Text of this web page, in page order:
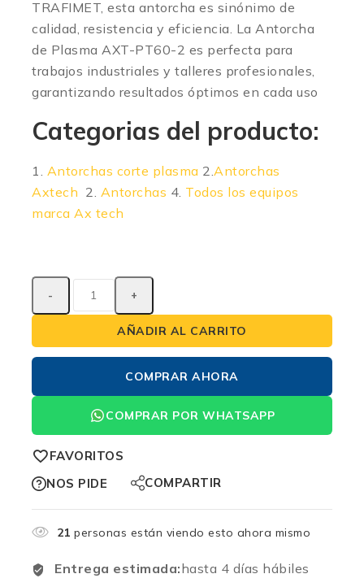
TRAFIMET, esta antorcha es sinónimo de
calidad, resistencia y eficiencia. La Antorcha
de Plasma AXT-PT60-2 es perfecta para
trabajos industriales y talleres profesionales,
garantizando resultados óptimos en cada uso
Categorias del producto:
1. Antorchas corte plasma 2. Antorchas
Axtech 2. Antorchas 4. Todos los equipos
marca Ax tech
AÑADIR AL CARRITO
COMPRAR AHORA
COMPRAR POR WHATSAPP
FAVORITOS
NOS PIDE
COMPARTIR
21 personas están viendo esto ahora mismo
Entrega estimada:hasta 4 días hábiles